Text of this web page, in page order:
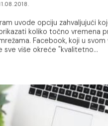
uvode opciju zahvaljujući
koliko točno vremena
Facebook, koji u svom
sve više okreće "kvalitetno...